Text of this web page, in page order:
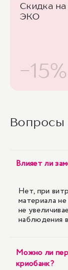
Скидка
ЭКО
-15%
Вопросы
Влияет ли
Нет, при
материала
не
наблюдения
Можно ли
криобанк?